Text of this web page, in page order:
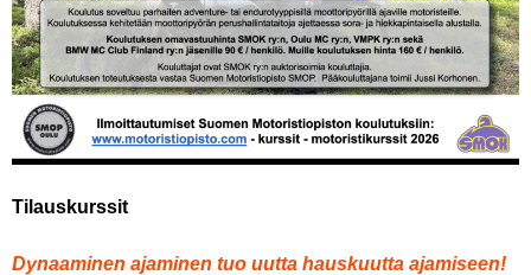
Tilauskurssit
Dynaaminen ajaminen tuo uutta hauskuutta ajamiseen!